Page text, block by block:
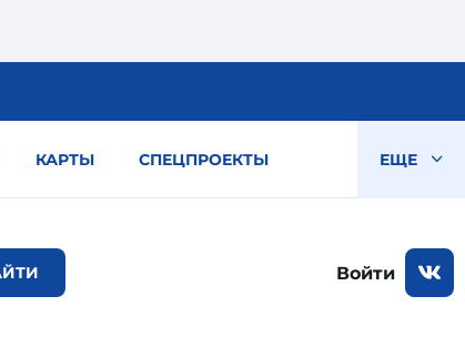
КАРТЫ СПЕЦПРОЕКТЫ ЕЩЕ
Войти